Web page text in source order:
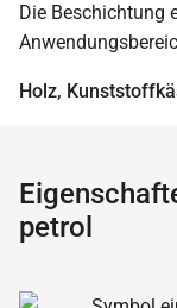
Die Beschichtung
Holz,
petrol